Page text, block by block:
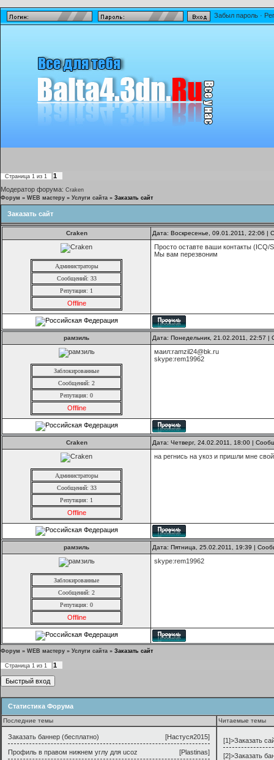
Забыл пароль ·
Страница 1 из 1
1
Модератор форума: Craken
Форум » WEB мастеру » Услуги сайта » Заказать сайт
Заказать сайт
Craken Дата: Воскресенье, 09.01.2011, 22:06 |
Администраторы
Сообщений: 33
Репутация: 1
Offline
Просто оставте ваши контакты (ICQ/
Мы вам перезвоним
рамзиль Дата: Понедельник, 21.02.2011, 22:57
Заблокированные
Сообщений: 2
Репутация: 0
Offline
маил:ramzil24@bk.ru
skype:rem19962
Craken Дата: Четверг, 24.02.2011, 18:00 |
Администраторы
Сообщений: 33
Репутация: 1
Offline
на регнись на укоз и пришли мне
рамзиль Дата: Пятница, 25.02.2011, 19:39 |
Заблокированные
Сообщений: 2
Репутация: 0
Offline
skype:rem19962
Форум » WEB мастеру » Услуги сайта » Заказать сайт
Страница 1 из 1 1
Статистика Форума
Последние темы Читаемые темы
Заказать баннер (бесплатно) [Настуся2015]
Профиль в правом нижнем углу для ucoz [Plastinas]
[1]>Заказать
[2]>Заказать